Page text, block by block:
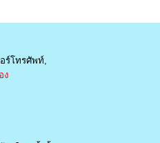
ร์โทรศัพท์,
ง